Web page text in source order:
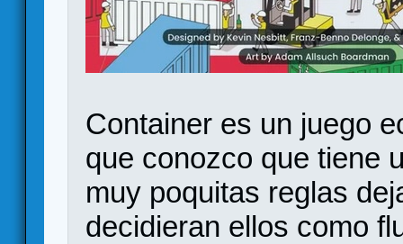
Container es un juego
que conozco que tiene
muy poquitas reglas
decidieran ellos como